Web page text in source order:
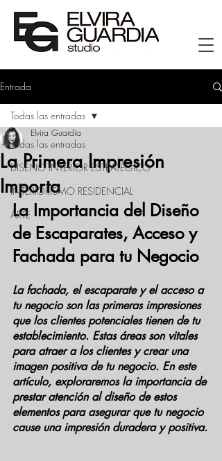
Entrada
Todas las entradas
DISEÑO INTERIOR ESTRATÉGICO
INTERIORISMO RESIDENCIAL
ARTE
Todas las entradas
La Primera Impresión
Importa
Elvira Guardia
La Importancia del Diseño
de Escaparates, Acceso y
Fachada para tu Negocio
La fachada, el escaparate y el acceso a
tu negocio son las primeras impresiones
que los clientes potenciales tienen de tu
establecimiento. Estas áreas son vitales
para atraer a los clientes y crear una
imagen positiva de tu negocio. En este
artículo, exploraremos la importancia de
prestar atención al diseño de estos
elementos para asegurar que tu negocio
cause una impresión duradera y positiva.